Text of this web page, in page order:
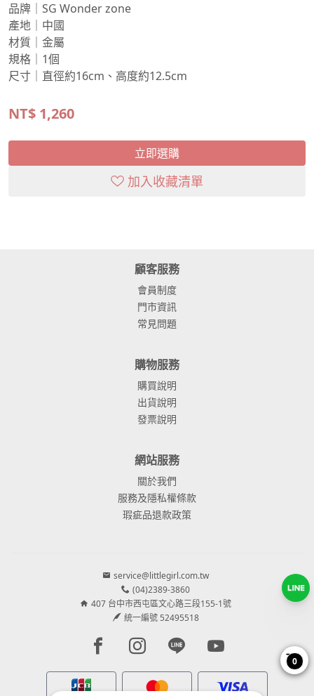
品牌｜SG Wonder zone
產地｜中國
材質｜金屬
規格｜1個
尺寸｜直徑約16cm、高度約12.5cm
NT$ 1,260
立即選購
加入收藏清單
顧客服務
會員制度
門市資訊
常見問題
購物服務
購買說明
出貨說明
發票說明
網站服務
關於我們
服務及隱私權條款
瑕疵品退款政策
service@littlegirl.com.tw
(04)2389-3860
407 台中市西屯區文心路三段155-1號
統一編號 52495518
Facebook page
Instagram page
Line pageYoutube page
0